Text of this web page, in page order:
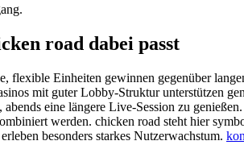
road dabei passt
flexible Einheiten gewinnen gegenüber
mit guter Lobby-Struktur unterstützen
eine längere Live-Session zu
werden. chicken road steht hier
besonders starkes Nutzerwachstum.